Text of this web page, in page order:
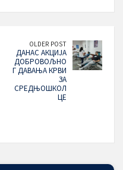
OLDER POST
ДАНАС АКЦИЈА
ДОБРОВОЉНО
Г ДАВАЊА КРВИ
ЗА
СРЕДЊОШКОЛ
ЦЕ